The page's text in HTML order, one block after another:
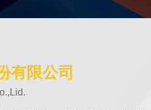
有限公司